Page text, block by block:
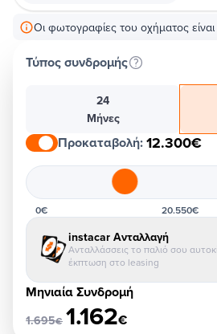
Οι φωτογραφίες του οχήματος είναι
Τύπος συνδρομής
24
Μήνες
Προκαταβολή:12.300€
0€ 20.550€
instacar Ανταλλαγή
Ανταλλάσσεις το παλιό σου
έκπτωση στο leasing
Μηνιαία Συνδρομή
1.695€ 1.162€